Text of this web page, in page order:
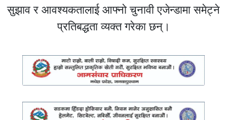
सुझाव र आवश्यकतालाई आफ्नो चुनावी एजेन्डामा समेट्ने
प्रतिबद्धता व्यक्त गरेका छन्।